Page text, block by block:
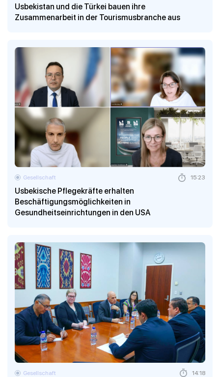
Usbekistan und die Türkei bauen ihre
Zusammenarbeit in der Tourismusbranche aus
Usbekische Pflegekräfte erhalten
Beschäftigungsmöglichkeiten in
Gesundheitseinrichtungen in den USA
Gesellschaft 15:23
Gesellschaft 14:18